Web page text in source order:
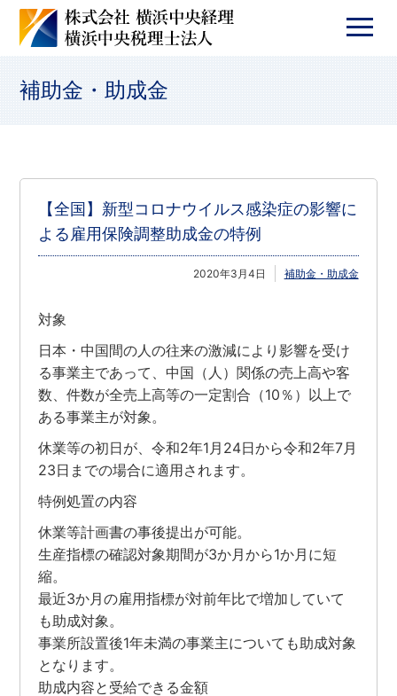
補助金・助成金
【全国】新型コロナウイルス感染症の影響に
よる雇用保険調整助成金の特例
2020年3月4日 補助金・助成金
対象
日本・中国間の人の往来の激減により影響を受け
る事業主であって、中国（人）関係の売上高や客
数、件数が全売上高等の一定割合（10％）以上で
ある事業主が対象。
休業等の初日が、令和2年1月24日から令和2年7月
23日までの場合に適用されます。
特例処置の内容
休業等計画書の事後提出が可能。
生産指標の確認対象期間が3か月から1か月に短
縮。
最近3か月の雇用指標が対前年比で増加していて
も助成対象。
事業所設置後1年未満の事業主についても助成対象
となります。
助成内容と受給できる金額